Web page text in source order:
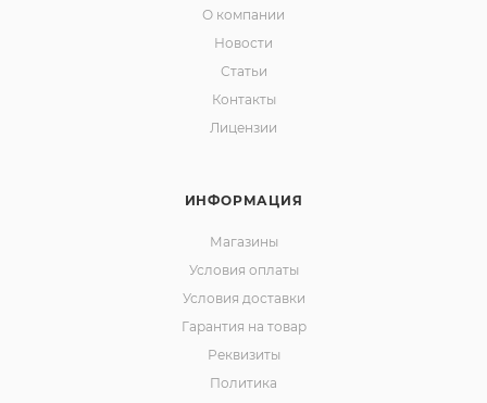
О компании
Новости
Статьи
Контакты
Лицензии
ИНФОРМАЦИЯ
Магазины
Условия оплаты
Условия доставки
Гарантия на товар
Реквизиты
Политика